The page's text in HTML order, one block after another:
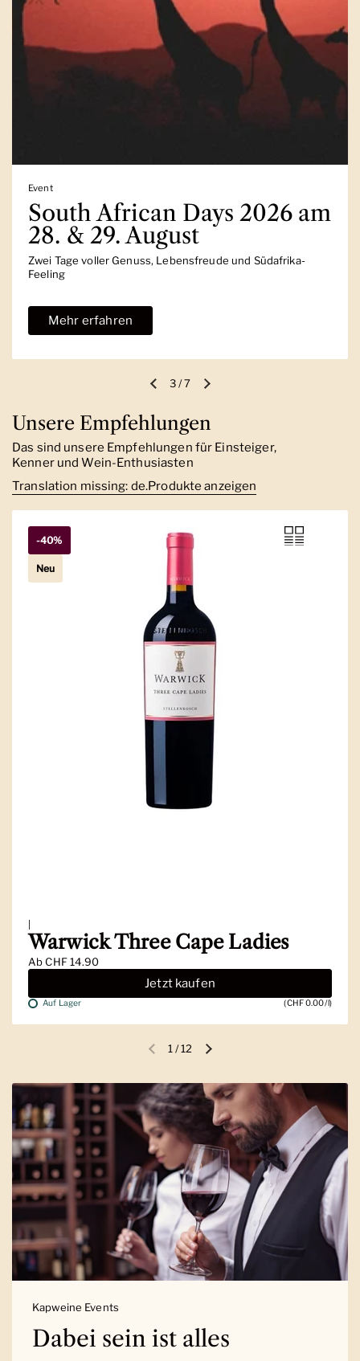
Event
South African Days 2026 am
28. & 29. August
Zwei Tage voller Genuss, Lebensfreude und Südafrika-
Feeling
Mehr erfahren
Vorherige FolieNächste Folie
3/7
Unsere Empfehlungen
Das sind unsere Empfehlungen für Einsteiger,
Kenner und Wein-Enthusiasten
Translation missing: de.Produkte anzeigen
Warwick Three Cape Ladies
AbCHF 14.90
Jetzt kaufen
Auf Lager (CHF 0.00/l)
-40%
Neu
Vorherige FolieNächste Folie
1 /12
Kapweine Events
Dabei sein ist alles